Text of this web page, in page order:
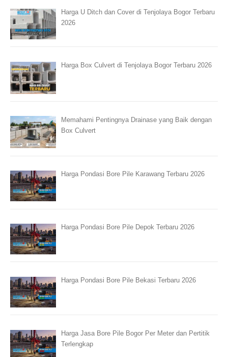
Harga U Ditch dan Cover di Tenjolaya Bogor Terbaru
2026
Harga Box Culvert di Tenjolaya Bogor Terbaru 2026
Memahami Pentingnya Drainase yang Baik dengan
Box Culvert
Harga Pondasi Bore Pile Karawang Terbaru 2026
Harga Pondasi Bore Pile Depok Terbaru 2026
Harga Pondasi Bore Pile Bekasi Terbaru 2026
Harga Jasa Bore Pile Bogor Per Meter dan Pertitik
Terlengkap